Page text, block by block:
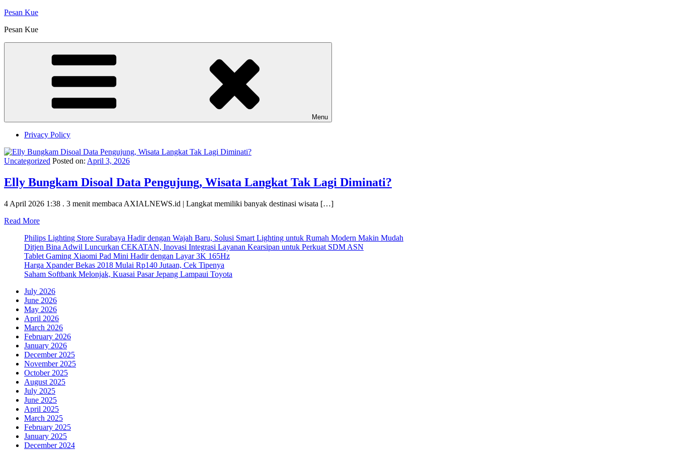
Skip
content
Pesan Kue
Pesan Kue
Menu
Privacy Policy
Uncategorized Posted on: April 3, 2026
Elly Bungkam Disoal Data Pengujung, Wisata Langkat Tak Lagi Diminati?
4 April 2026 1:38 . 3 menit membaca AXIALNEWS.id | Langkat memiliki banyak destinasi wisata […]
Read More
Philips Lighting Store Surabaya Hadir dengan Wajah Baru, Solusi Smart Lighting untuk Rumah Modern Makin Mudah
Ditjen Bina Adwil Luncurkan CEKATAN, Inovasi Integrasi Layanan Kearsipan untuk Perkuat SDM ASN
Tablet Gaming Xiaomi Pad Mini Hadir dengan Layar 3K 165Hz
Harga Xpander Bekas 2018 Mulai Rp140 Jutaan, Cek Tipenya
Saham Softbank Melonjak, Kuasai Pasar Jepang Lampaui Toyota
July 2026
June 2026
May 2026
April 2026
March 2026
February 2026
January 2026
December 2025
November 2025
October 2025
August 2025
July 2025
June 2025
April 2025
March 2025
February 2025
January 2025
December 2024